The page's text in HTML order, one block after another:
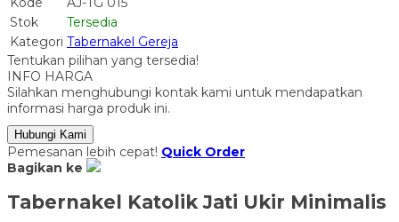
Stok
Tersedia
Kategori Tabernakel Gereja
Tentukan pilihan yang tersedia!
INFO HARGA
Silahkan menghubungi kontak kami untuk mendapatkan
informasi harga produk ini.
Hubungi Kami
Pemesanan lebih cepat! Quick Order
Bagikan ke
Tabernakel Katolik Jati Ukir Minimalis